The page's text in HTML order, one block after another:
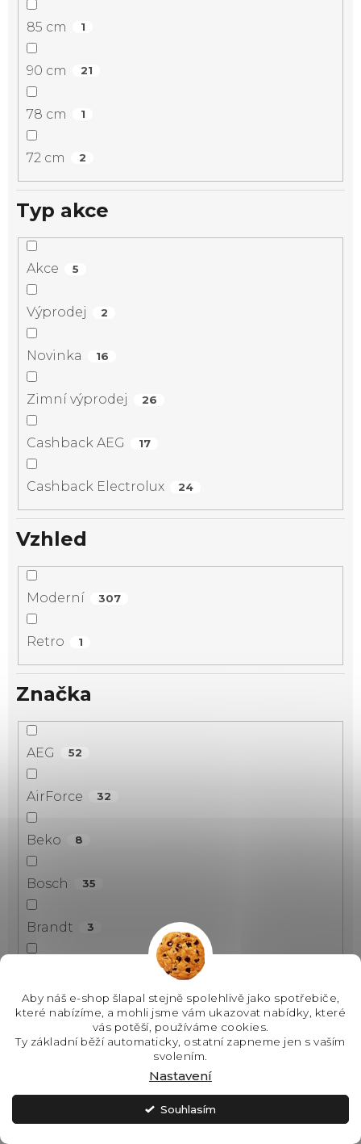
Aby náš e-shop šlapal stejně spolehlivě jako spotřebiče,
které nabízíme, a mohli jsme vám ukazovat nabídky, které
vás potěší, používáme cookies.
Ty základní běží automaticky, ostatní zapneme jen s vaším
svolením.
Nastavení
Souhlasím
85 cm 1
90 cm 21
78 cm 1
72 cm 2
Typ akce
Akce 5
Výprodej 2
Novinka 16
Zimní výprodej 26
Cashback AEG 17
Cashback Electrolux 24
Vzhled
Moderní 307
Retro 1
Značka
AEG 52
AirForce 32
Beko 8
Bosch 35
Brandt 3
Ciarko Design 3